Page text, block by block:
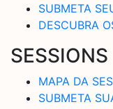
SUBMETA
DESCUBRA
SESSIONS
MAPA DA
SUBMETA